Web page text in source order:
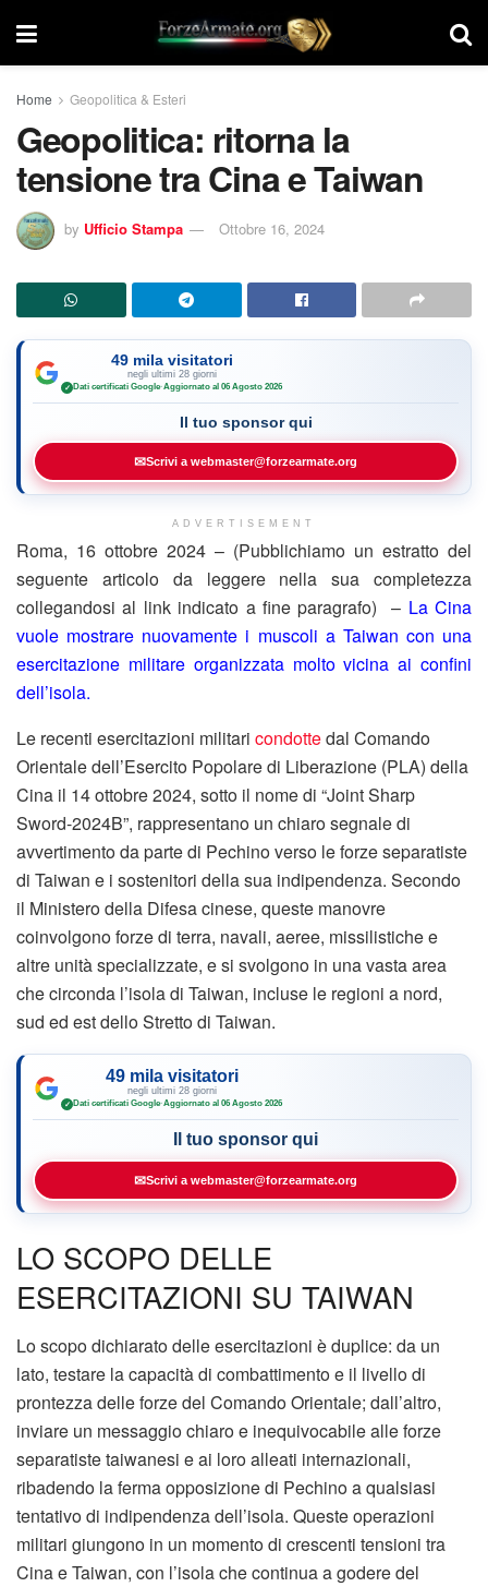
Home Geopolitica & Esteri
Geopolitica: ritorna la
tensione tra Cina e Taiwan
by Ufficio Stampa Ottobre 16, 2024
49 mila visitatori
negli ultimi 28 giorni
✓ Dati certificati Google·Aggiornato al 06 Agosto 2026
Il tuo sponsor qui
✉Scrivi a webmaster@forzearmate.org
ADVERTISEMENT
Roma, 16 ottobre 2024 – (Pubblichiamo un estratto del
seguente articolo da leggere nella sua completezza
collegandosi al link indicato a fine paragrafo) – La Cina
vuole mostrare nuovamente i muscoli a Taiwan con una
esercitazione militare organizzata molto vicina ai confini
dell’isola.
Le recenti esercitazioni militari condottedal Comando
Orientale dell’Esercito Popolare di Liberazione (PLA) della
Cina il 14 ottobre 2024, sotto il nome di “Joint Sharp
Sword-2024B”, rappresentano un chiaro segnale di
avvertimento da parte di Pechino verso le forze separatiste
di Taiwan e i sostenitori della sua indipendenza. Secondo
il Ministero della Difesa cinese, queste manovre
coinvolgono forze di terra, navali, aeree, missilistiche e
altre unità specializzate, e si svolgono in una vasta area
che circonda l’isola di Taiwan, incluse le regioni a nord,
sud ed est dello Stretto di Taiwan.
49 mila visitatori
negli ultimi 28 giorni
✓ Dati certificati Google·Aggiornato al 06 Agosto 2026
Il tuo sponsor qui
✉Scrivi a webmaster@forzearmate.org
LO SCOPO DELLE
ESERCITAZIONI SU TAIWAN
Lo scopo dichiarato delle esercitazioni è duplice: da un
lato, testare la capacità di combattimento e il livello di
prontezza delle forze del Comando Orientale; dall’altro,
inviare un messaggio chiaro e inequivocabile alle forze
separatiste taiwanesi e ai loro alleati internazionali,
ribadendo la ferma opposizione di Pechino a qualsiasi
tentativo di indipendenza dell’isola. Queste operazioni
militari giungono in un momento di crescenti tensioni tra
Cina e Taiwan, con l’isola che continua a godere del